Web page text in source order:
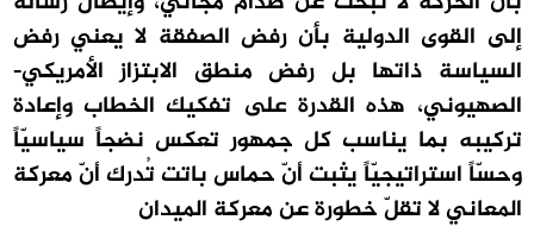
إلى القوى الدولية بأن رفض الصفقة لا يعني رفض
السياسة ذاتها بل رفض منطق الابتزاز الأمريكي-
الصهيوني، هذه القدرة على تفكيك الخطاب وإعادة
تركيبه بما يناسب كل جمهور تعكس نضجاً سياسيّاً
وحسّاً استراتيجيّاً يثبت أنّ حماس باتت تُدرك أنّ معركة
المعاني لا تقلّ خطورة عن معركة الميدان